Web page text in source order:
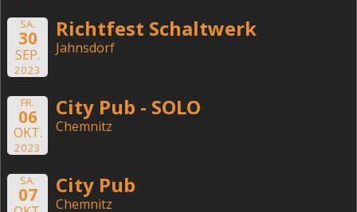
SA.
30
SEP.
2023
Richtfest Schaltwerk
Jahnsdorf
FR.
06
OKT.
2023
City Pub - SOLO
Chemnitz
SA.
07 City Pub
Chemnitz